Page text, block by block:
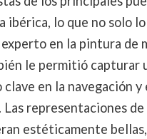
ibérica, lo que no solo
en la pintura de
le permitió capturar
en la navegación y
Las representaciones
estéticamente